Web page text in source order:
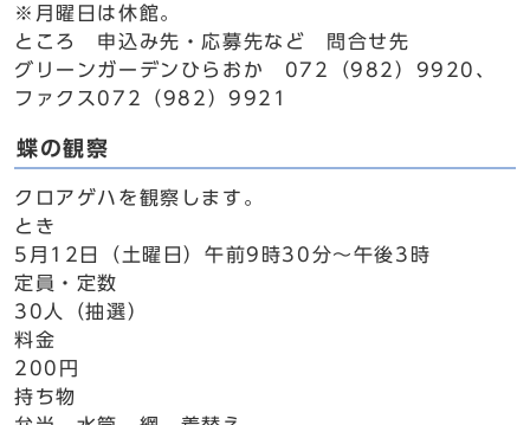
※月曜日は休館。
ところ 申込み先・応募先など 問合せ先
グリーンガーデンひらおか 072（982）9920、
ファクス072（982）9921
蝶の観察
クロアゲハを観察します。
とき
5月12日（土曜日）午前9時30分～午後3時
定員・定数
30人（抽選）
料金
200円
持ち物